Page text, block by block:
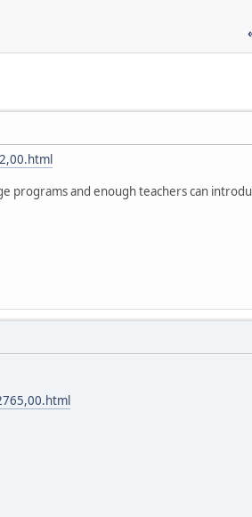
programs and enough teachers can